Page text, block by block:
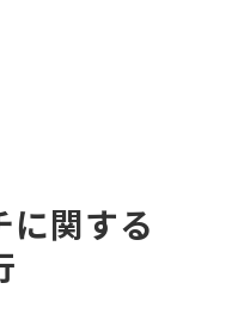
に関する